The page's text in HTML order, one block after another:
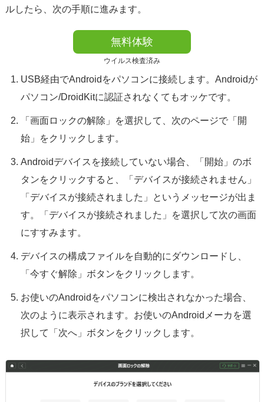
ルしたら、次の手順に進みます。
無料体験
ウイルス検査済み
USB経由でAndroidをパソコンに接続します。Androidが
パソコン/DroidKitに認証されなくてもオッケです。
「画面ロックの解除」を選択して、次のページで「開
始」をクリックします。
Androidデバイスを接続していない場合、「開始」のボ
タンをクリックすると、「デバイスが接続されません」
「デバイスが接続されました」というメッセージが出ま
す。「デバイスが接続されました」を選択して次の画面
にすすみます。
デバイスの構成ファイルを自動的にダウンロードし、
「今すぐ解除」ボタンをクリックします。
お使いのAndroidをパソコンに検出されなかった場合、
次のように表示されます。お使いのAndroidメーカを選
択して「次へ」ボタンをクリックします。